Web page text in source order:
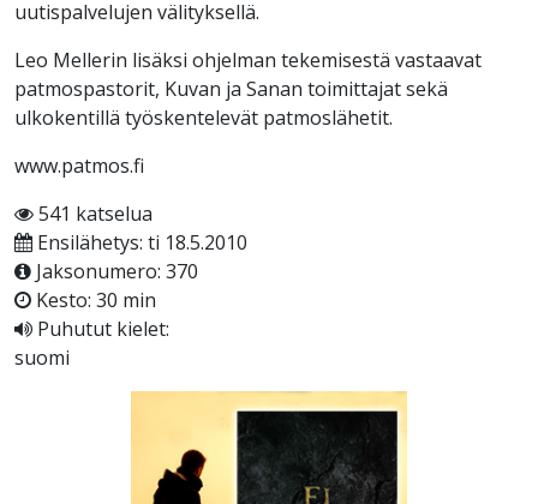
uutispalvelujen välityksellä.
Leo Mellerin lisäksi ohjelman tekemisestä vastaavat
patmospastorit, Kuvan ja Sanan toimittajat sekä
ulkokentillä työskentelevät patmoslähetit.
www.patmos.fi
541 katselua
Ensilähetys: ti 18.5.2010
Jaksonumero: 370
Kesto: 30 min
Puhutut kielet:
suomi